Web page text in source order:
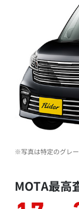
※写真は特定のグレ
MOTA最高